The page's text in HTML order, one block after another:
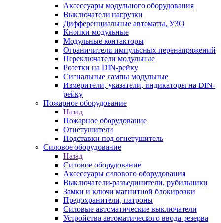
Аксессуары модульного оборудования
Выключатели нагрузки
Дифференциальные автоматы, УЗО
Кнопки модульные
Модульные контакторы
Ограничители импульсных перенапряжений
Переключатели модульные
Розетки на DIN-рейку
Сигнальные лампы модульные
Измерители, указатели, индикаторы на DIN-
рейку
Пожарное оборудование
Назад
Пожарное оборудование
Огнетушители
Подставки под огнетушитель
Силовое оборудование
Назад
Силовое оборудование
Аксессуары силового оборудования
Выключатели-разъединители, рубильники
Замки и ключи магнитной блокировки
Предохранители, патроны
Силовые автоматические выключатели
Устройства автоматического ввода резерва